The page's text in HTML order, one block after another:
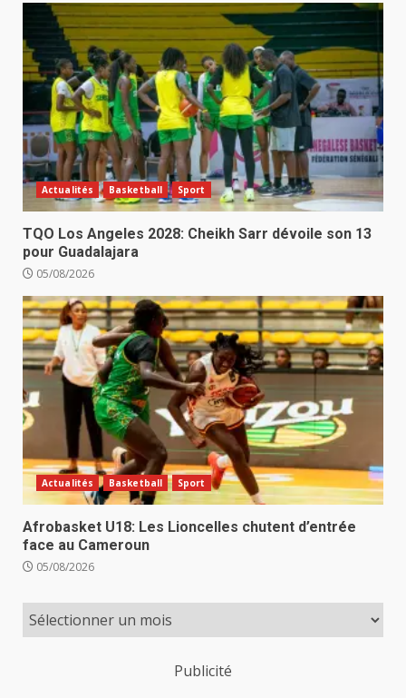
Actualités Basketball Sport
TQO Los Angeles 2028: Cheikh Sarr dévoile son 13
pour Guadalajara
05/08/2026
Actualités Basketball Sport
Afrobasket U18: Les Lioncelles chutent d’entrée
face au Cameroun
05/08/2026
Publicité